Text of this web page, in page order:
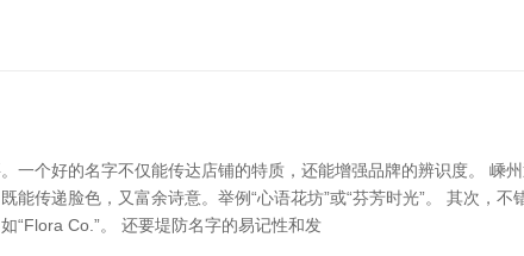
个好的名字不仅能传达店铺的特质，还能增强品牌的辨识度。 嵊
传递脸色，又富余诗意。举例“心语花坊”或“芬芳时光”。 其次，不
“Flora Co.”。 还要堤防名字的易记性和发